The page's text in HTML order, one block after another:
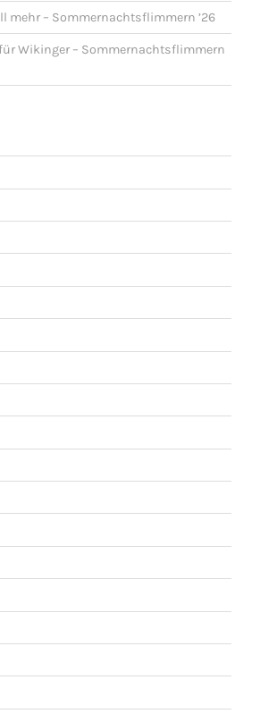
mehr – Sommernachtsflimmern ’26
für Wikinger – Sommernachtsflimmern